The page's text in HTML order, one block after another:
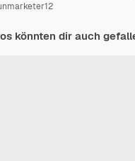
könnten dir auch